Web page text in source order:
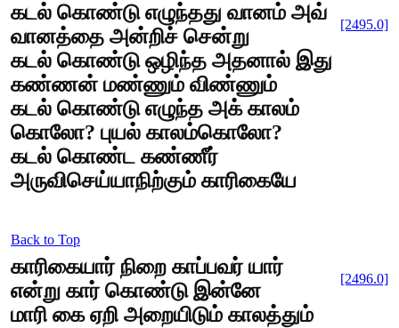
கடல் கொண்டு எழுந்தது வானம் அவ்
வானத்தை அன்றிச் சென்று
கடல் கொண்டு ஒழிந்த அதனால் இது
கண்ணன் மண்ணும் விண்ணும்
கடல் கொண்டு எழுந்த அக் காலம்
கொலோ? புயல் காலம்கொலோ?
கடல் கொண்ட கண்ணீர்
அருவிசெய்யாநிற்கும் காரிகையே
[2495.0]
Back to Top
காரிகையார் நிறை காப்பவர் யார்
என்று கார் கொண்டு இன்னே
மாரி கை ஏறி அறையிடும் காலத்தும்
[2496.0]